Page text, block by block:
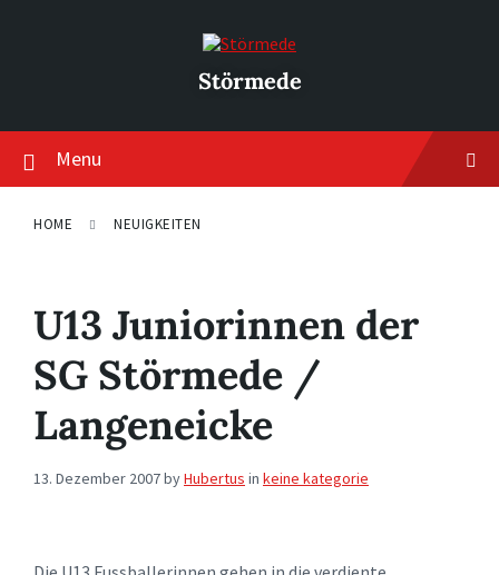
Störmede
Menu
HOME NEUIGKEITEN
U13 Juniorinnen der
SG Störmede /
Langeneicke
13. Dezember 2007byHubertus in keine kategorie